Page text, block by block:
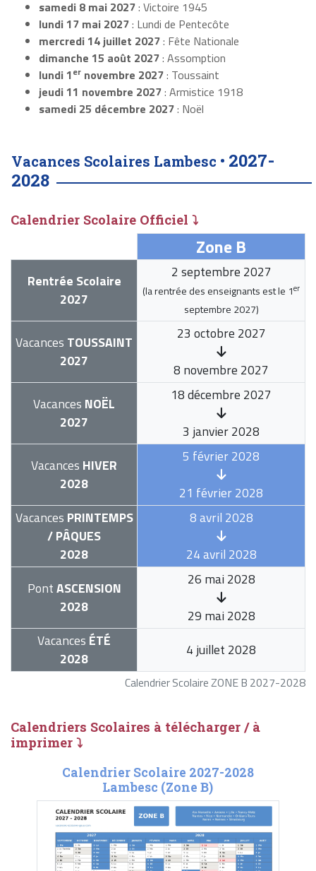
samedi 8 mai 2027: Victoire 1945
lundi 17 mai 2027: Lundi de Pentecôte
mercredi 14 juillet 2027: Fête Nationale
dimanche 15 août 2027: Assomption
lundi 1er novembre 2027: Toussaint
jeudi 11 novembre 2027: Armistice 1918
samedi 25 décembre 2027: Noël
Vacances Scolaires Lambesc • 2027-
2028
Calendrier Scolaire Officiel ⤵
Calendrier Scolaire ZONE B 2027-2028
Zone B
Rentrée Scolaire
2027
2 septembre 2027
(la rentrée des enseignants est le 1er
septembre 2027)
Vacances TOUSSAINT
2027
23 octobre 2027
8 novembre 2027
Vacances NOËL
2027
18 décembre 2027
3 janvier 2028
Vacances HIVER
2028
5 février 2028
21 février 2028
Vacances PRINTEMPS
/ PÂQUES
2028
8 avril 2028
24 avril 2028
PontASCENSION
2028
26 mai 2028
29 mai 2028
Vacances ÉTÉ
2028
4 juillet 2028
Calendriers Scolaires à télécharger / à
imprimer ⤵
Calendrier Scolaire 2027-2028
Lambesc (Zone B)